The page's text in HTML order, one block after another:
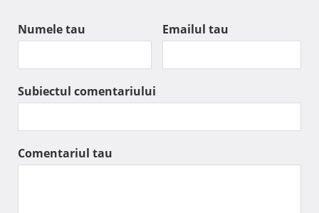
Numele tau Emailul tau
Subiectul comentariului
Comentariul tau